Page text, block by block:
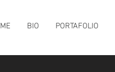
BIO PORTAFOLIO